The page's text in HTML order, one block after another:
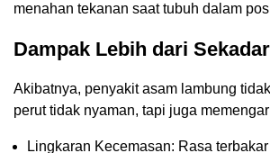
menahan tekanan saat tubuh dalam
Dampak Lebih dari
Akibatnya, penyakit asam lambung
perut tidak nyaman, tapi juga
Lingkaran Kecemasan: Rasa